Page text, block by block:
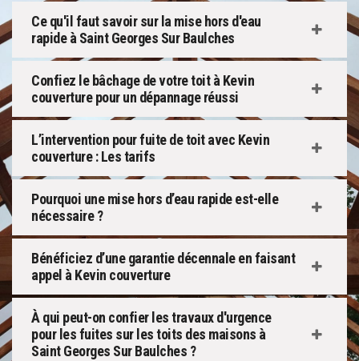
Ce qu'il faut savoir sur la mise hors d'eau
rapide à Saint Georges Sur Baulches
Confiez le bâchage de votre toit à Kevin
couverture pour un dépannage réussi
L’intervention pour fuite de toit avec Kevin
couverture : Les tarifs
Pourquoi une mise hors d’eau rapide est-elle
nécessaire ?
Bénéficiez d’une garantie décennale en faisant
appel à Kevin couverture
À qui peut-on confier les travaux d'urgence
pour les fuites sur les toits des maisons à
Saint Georges Sur Baulches ?